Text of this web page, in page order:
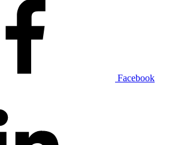
Facebook